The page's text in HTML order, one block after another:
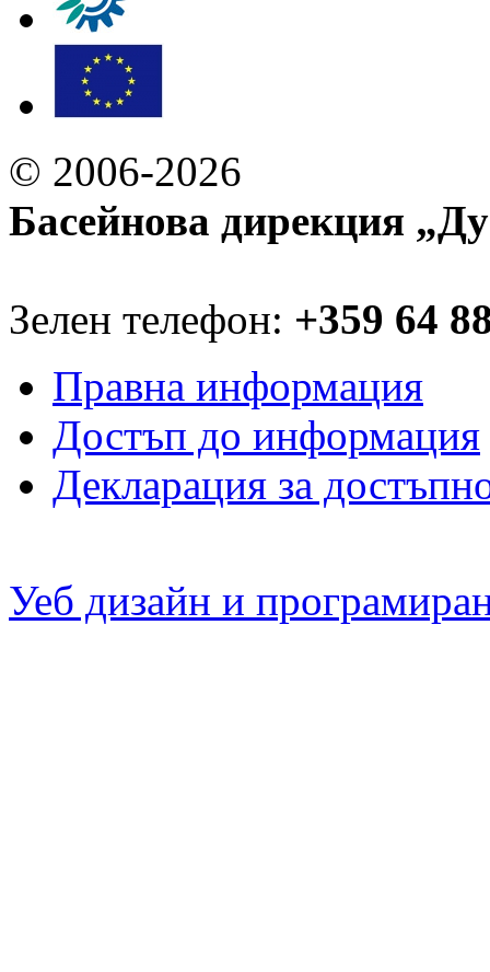
© 2006-2026
Басейнова дирекция
Зелен телефон: +359 64
Правна информация
Достъп до информация
Декларация за
Уеб дизайн и